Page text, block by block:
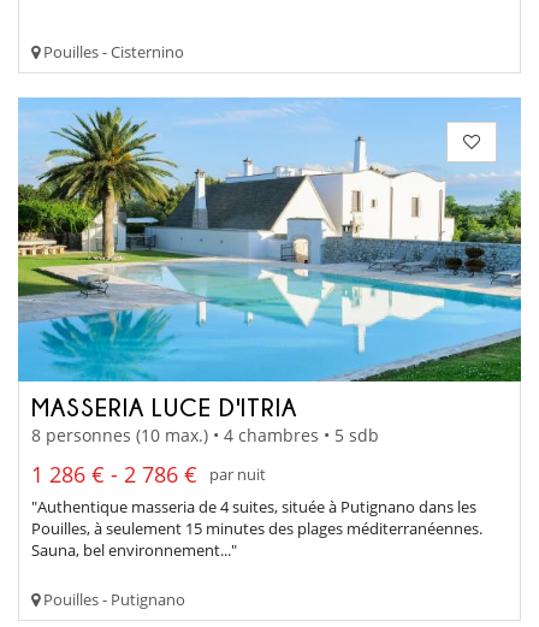
Pouilles - Cisternino
MASSERIA LUCE D'ITRIA
8 personnes (10 max.) • 4 chambres • 5 sdb
1 286 € - 2 786 €
par nuit
"Authentique masseria de 4 suites, située à Putignano dans les
Pouilles, à seulement 15 minutes des plages méditerranéennes.
Sauna, bel environnement..."
Pouilles - Putignano